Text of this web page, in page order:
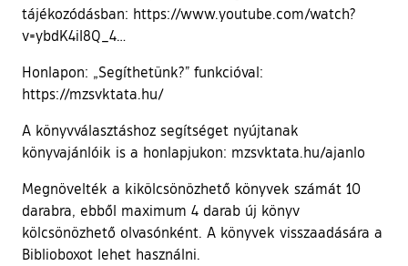
tájékozódásban: https://www.youtube.com/watch?
v=ybdK4iI8Q_4…
Honlapon: „Segíthetünk?” funkcióval:
https://mzsvktata.hu/
A könyvválasztáshoz segítséget nyújtanak
könyvajánlóik is a honlapjukon: mzsvktata.hu/ajanlo
Megnövelték a kikölcsönözhető könyvek számát 10
darabra, ebből maximum 4 darab új könyv
kölcsönözhető olvasónként. A könyvek visszaadására a
Biblioboxot lehet használni.